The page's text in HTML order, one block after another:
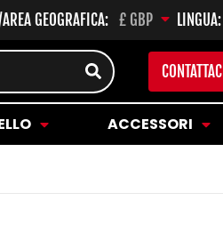
AREA GEOGRAFICA: £ GBP LINGUA:
ACCESSORI
CONTATTACI